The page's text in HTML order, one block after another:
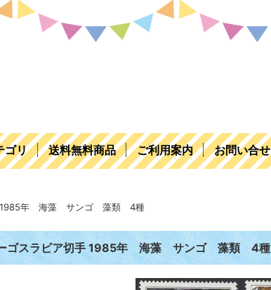
ゴリ 送料無料商品 ご利用案内 お問い合せ
1985年 海藻 サンゴ 藻類 4種
ゴスラビア切手 1985年 海藻 サンゴ 藻類 4種